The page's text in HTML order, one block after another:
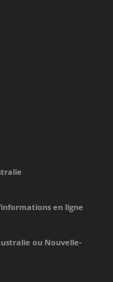
en ligne
ou Nouvelle-